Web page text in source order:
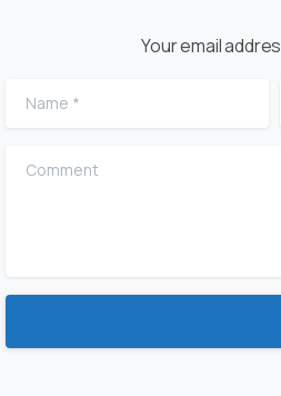
Your email
Name
Comment